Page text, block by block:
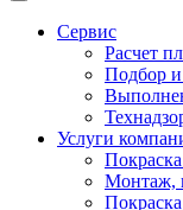
Сервис
Расчет
Подбор
Услуги
Монтаж,